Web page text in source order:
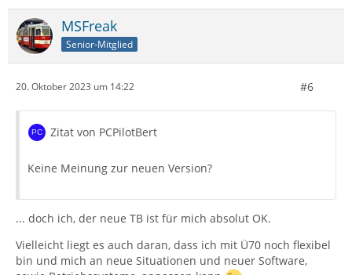
MSFreak
Senior-Mitglied
20. Oktober 2023 um 14:22 #6
Zitat von PCPilotBert
Keine Meinung zur neuen Version?
... doch ich, der neue TB ist für mich absolut OK.
Vielleicht liegt es auch daran, dass ich mit Ü70 noch flexibel
bin und mich an neue Situationen und neuer Software,